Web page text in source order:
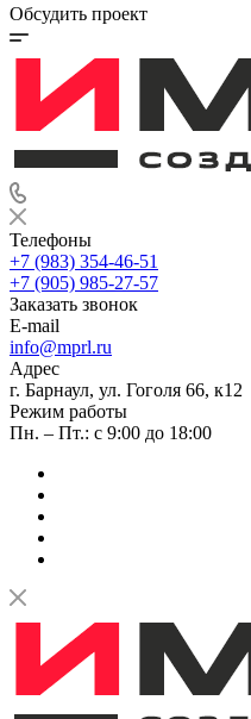
Обсудить проект
Телефоны
+7 (983) 354-46-51
+7 (905) 985-27-57
Заказать звонок
E-mail
info@mprl.ru
Адрес
г. Барнаул, ул. Гоголя 66, к12
Режим работы
Пн. – Пт.: с 9:00 до 18:00